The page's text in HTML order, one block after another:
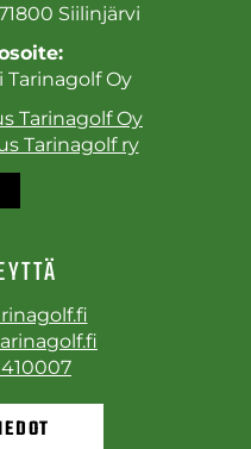
Siilinjärvi
Tarinagolf Oy
Tarinagolf Oy
Tarinagolf ry